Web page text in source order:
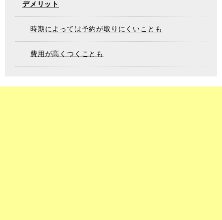
デメリット
時期によっては予約が取りにくいことも
費用が高くつくことも